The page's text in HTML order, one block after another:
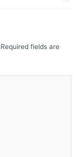
Required fields are